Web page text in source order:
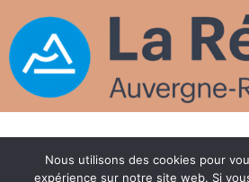
Nous utilisons des cookies pour
expérience sur notre site web. Si